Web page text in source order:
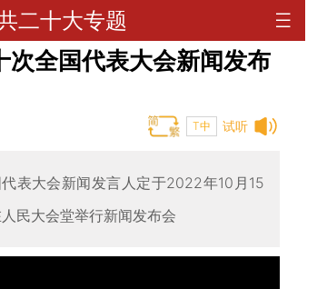
二十大专题
次全国代表大会新闻发布
试听
T中
表大会新闻发言人定于2022年10月15
民大会堂举行新闻发布会